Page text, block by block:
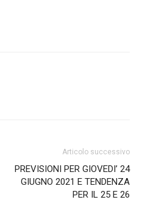
Articolo successivo
PREVISIONI PER GIOVEDI’ 24
GIUGNO 2021 E TENDENZA
PER IL 25 E 26